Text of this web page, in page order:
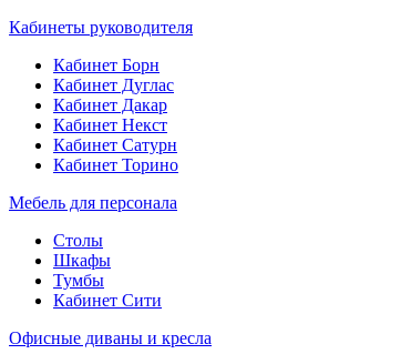
Кабинеты руководителя
Кабинет Борн
Кабинет Дуглас
Кабинет Дакар
Кабинет Некст
Кабинет Сатурн
Кабинет Торино
Мебель для персонала
Столы
Шкафы
Тумбы
Кабинет Сити
Офисные диваны и кресла